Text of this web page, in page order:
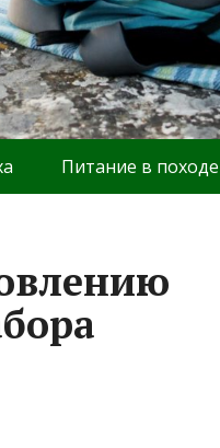
Питание в походе